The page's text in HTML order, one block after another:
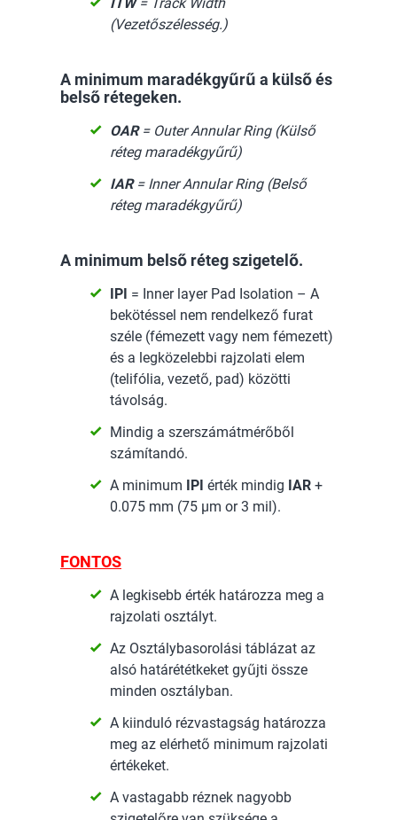
(Vezetőszélesség.)
A minimum maradékgyűrű a külső és
belső rétegeken.
OAR= Outer Annular Ring (Külső
réteg maradékgyűrű)
IAR= Inner Annular Ring (Belső
réteg maradékgyűrű)
A minimum belső réteg szigetelő.
IPI = Inner layer Pad Isolation – A
bekötéssel nem rendelkező furat
széle (fémezett vagy nem fémezett)
és a legközelebbi rajzolati elem
(telifólia, vezető, pad) közötti
távolság.
Mindig a szerszámátmérőből
számítandó.
A minimum IPI érték mindig IAR +
0.075 mm (75 µm or 3 mil).
FONTOS
A legkisebb érték határozza meg a
rajzolati osztályt.
Az Osztálybasorolási táblázat az
alsó határététkeket gyűjti össze
minden osztályban.
A kiinduló rézvastagság határozza
meg az elérhető minimum rajzolati
értékeket.
A vastagabb réznek nagyobb